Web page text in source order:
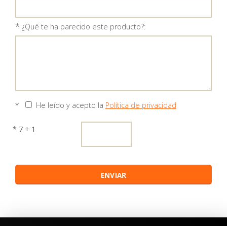
* ¿Qué te ha parecido este producto?:
* He leído y acepto la Política de privacidad
* 7 + 1